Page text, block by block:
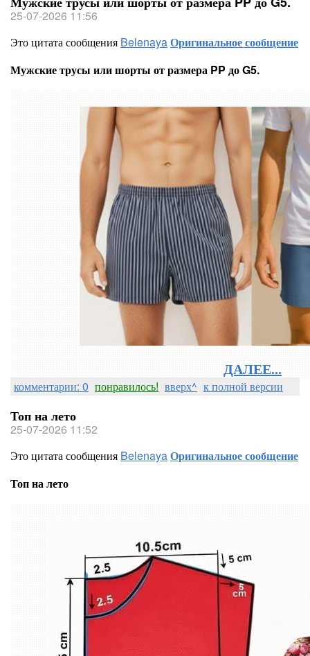
25-07-2026 11:56
Это цитата сообщения BelenayaОригинальное сообщение
Мужские трусы или шорты от размера PP до G5.
ДАЛЕЕ...
комментарии: 0 понравилось! вверх^ к полной версии
Топ на лето
25-07-2026 11:52
Это цитата сообщения BelenayaОригинальное сообщение
Топ на лето